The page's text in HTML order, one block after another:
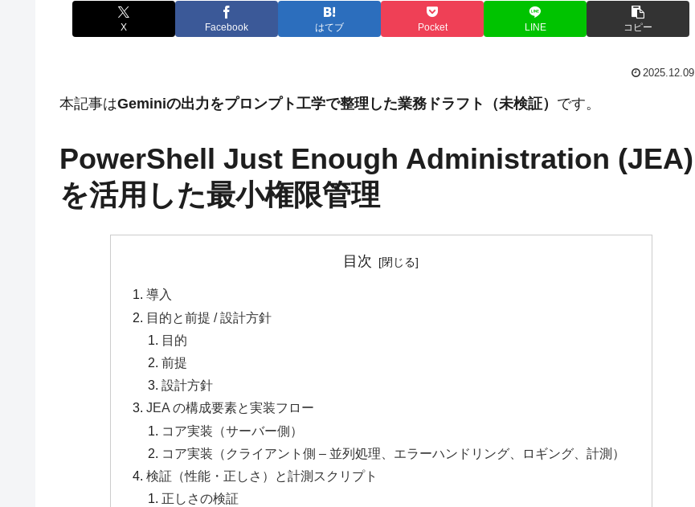
X Facebook はてブ Pocket LINE コピー
2025.12.09
本記事はGeminiの出力をプロンプト工学で整理した業務ドラフト（未検証） です。
PowerShell Just Enough Administration (JEA)
を活用した最小権限管理
目次
導入
目的と前提 / 設計方針
目的
前提
設計方針
JEA の構成要素と実装フロー
コア実装（サーバー側）
コア実装（クライアント側 – 並列処理、エラーハンドリング、ロギング、計測）
検証（性能・正しさ）と計測スクリプト
正しさの検証